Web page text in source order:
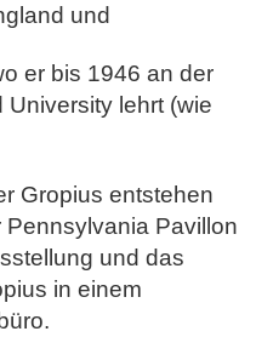
und
er bis 1946 an der
lehrt (wie
Gropius entstehen
Pavillon
und das
in einem